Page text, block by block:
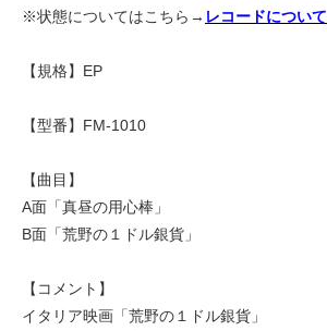
※状態についてはこちら→ レコードについて
【規格】EP
【型番】FM-1010
【曲目】
A面「真昼の用心棒」
B面「荒野の１ドル銀貨」
【コメント】
イタリア映画「荒野の１ドル銀貨」